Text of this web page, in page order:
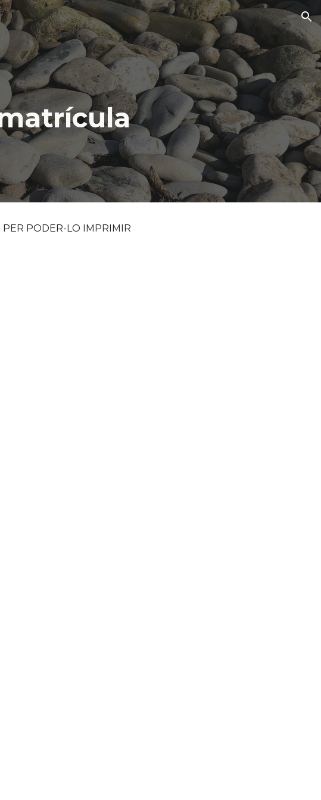
to navigation
PODER-LO IMPRIMIR